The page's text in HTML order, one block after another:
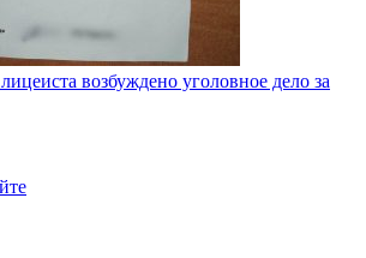
возбуждено уголовное дело за